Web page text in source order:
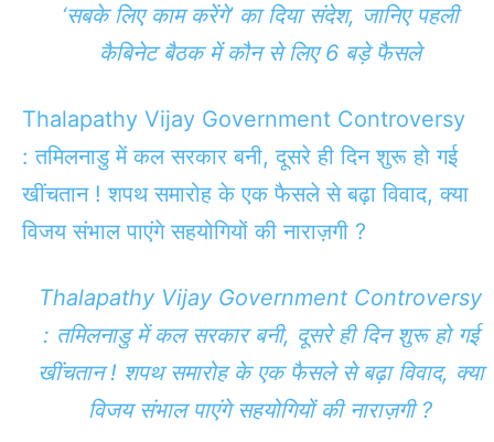
‘सबके लिए काम करेंगे’ का दिया संदेश, जानिए पहली
कैबिनेट बैठक में कौन से लिए 6 बड़े फैसले
Thalapathy Vijay Government Controversy
: तमिलनाडु में कल सरकार बनी, दूसरे ही दिन शुरू हो गई
खींचतान ! शपथ समारोह के एक फैसले से बढ़ा विवाद, क्या
विजय संभाल पाएंगे सहयोगियों की नाराज़गी ?
Thalapathy Vijay Government Controversy
: तमिलनाडु में कल सरकार बनी, दूसरे ही दिन शुरू हो गई
खींचतान ! शपथ समारोह के एक फैसले से बढ़ा विवाद, क्या
विजय संभाल पाएंगे सहयोगियों की नाराज़गी ?